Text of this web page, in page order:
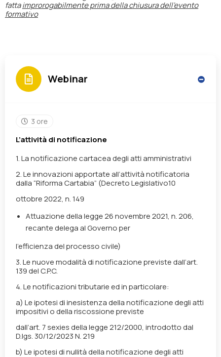
fattaimprorogabilmente prima della chiusura dell’evento
formativo
Webinar
3 ore
L’attività di notificazione
1. La notificazione cartacea degli atti amministrativi
2. Le innovazioni apportate all’attività notificatoria
dalla “Riforma Cartabia” (Decreto Legislativo10
ottobre 2022, n. 149
Attuazione della legge 26 novembre 2021, n. 206,
recante delega al Governo per
l’efficienza del processo civile)
3. Le nuove modalità di notificazione previste dall’art.
139 del C.P.C.
4. Le notificazioni tributarie ed in particolare:
a) Le ipotesi di inesistenza della notificazione degli atti
impositivi o della riscossione previste
dall’art. 7 sexies della legge 212/2000, introdotto dal
D.lgs. 30/12/2023 N. 219
b) Le ipotesi di nullità della notificazione degli atti